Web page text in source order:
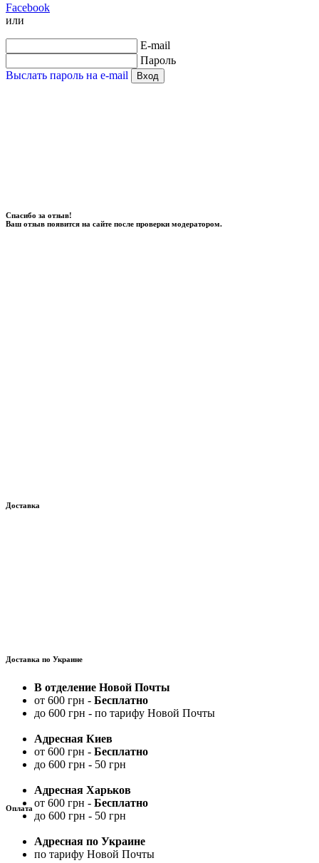
Facebook
или
E-mail
Пароль
Выслать пароль на e-mail
Вход
Спасибо за отзыв!
Ваш отзыв появится на сайте после проверки модератором.
Доставка
Доставка по Украине
В отделение Новой Почты
от 600 грн - Бесплатно
до 600 грн - по тарифу Новой Почты
Адресная Киев
от 600 грн - Бесплатно
до 600 грн - 50 грн
Адресная Харьков
от 600 грн - Бесплатно
до 600 грн - 50 грн
Адресная по Украине
по тарифу Новой Почты
Оплата